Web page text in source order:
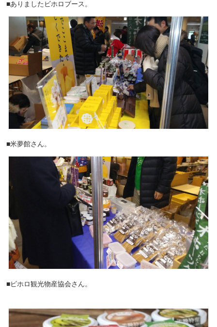
■ありましたビホロブース。
■米夢館さん。
■ビホロ観光物産協会さん。